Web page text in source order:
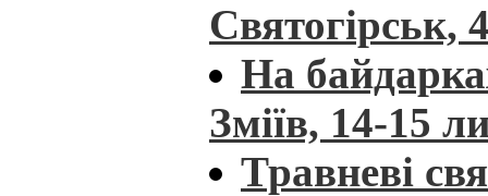
Святогірськ,
На
Зміїв, 14-15
Травневі